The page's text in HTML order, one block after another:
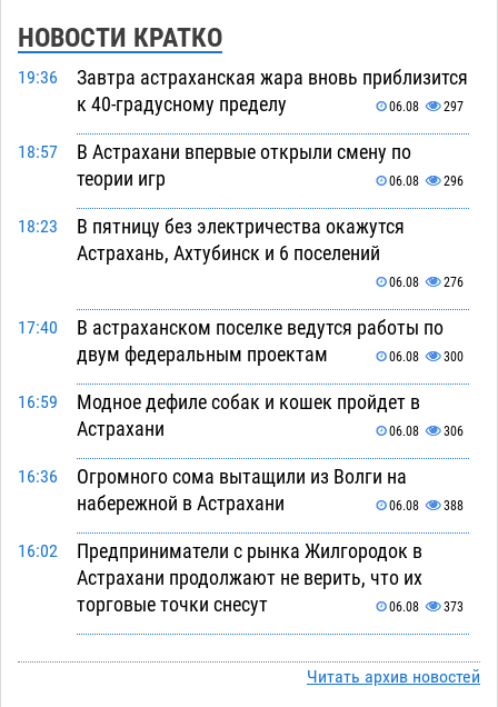
НОВОСТИ КРАТКО
19:36
Завтра астраханская жара вновь приблизится
к 40-градусному пределу
06.08 297
18:57
В Астрахани впервые открыли смену по
теории игр
06.08 296
18:23
В пятницу без электричества окажутся
Астрахань, Ахтубинск и 6 поселений
06.08 276
17:40
В астраханском поселке ведутся работы по
двум федеральным проектам
06.08 300
16:59
Модное дефиле собак и кошек пройдет в
Астрахани
06.08 306
16:36
Огромного сома вытащили из Волги на
набережной в Астрахани
06.08 388
16:02
Предприниматели с рынка Жилгородок в
Астрахани продолжают не верить, что их
торговые точки снесут
06.08 373
на новой серебряной монете Банка России
Читать архив новостей